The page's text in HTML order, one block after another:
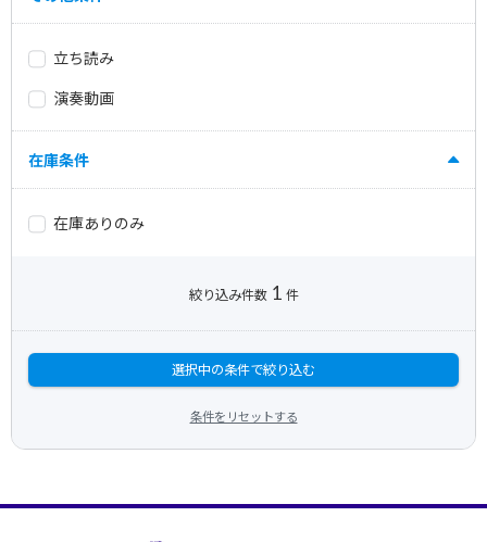
立ち読み
演奏動画
在庫条件
在庫ありのみ
絞り込み件数 1 件
選択中の条件で絞り込む
条件をリセットする